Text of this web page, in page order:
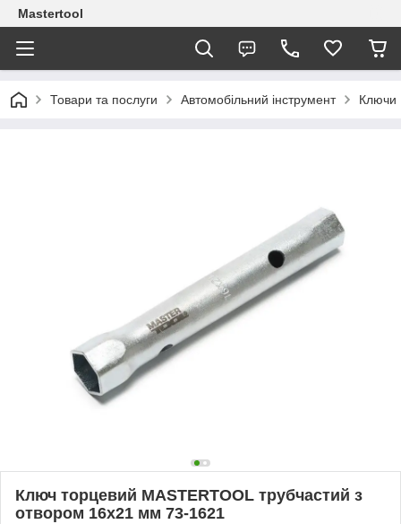
Mastertool
Товари та послуги Автомобільний інструмент Ключи
Ключ торцевий MASTERTOOL трубчастий з
отвором 16х21 мм 73-1621